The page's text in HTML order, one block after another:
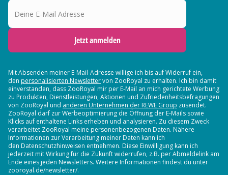
Jetzt anmelden
Mit Absenden meiner E-Mail-Adresse willige ich bis auf Widerruf ein,
den personalisierten Newslettervon ZooRoyal zu erhalten. Ich bin damit
einverstanden, dass ZooRoyal mir per E-Mail an mich gerichtete Werbung
zu Produkten, Dienstleistungen, Aktionen und Zufriedenheitsbefragungen
von ZooRoyal und anderen Unternehmen der REWE Group zusendet.
ZooRoyal darf zur Werbeoptimierung die Öffnung der E-Mails sowie
Klicks auf enthaltene Links erheben und analysieren. Zu diesem Zweck
verarbeitet ZooRoyal meine personenbezogenen Daten. Nähere
Informationen zur Verarbeitung meiner Daten kann ich
den Datenschutzhinweisen entnehmen. Diese Einwilligung kann ich
jederzeit mit Wirkung für die Zukunft widerrufen, z.B. per Abmeldelink am
Ende eines jeden Newsletters. Weitere Informationen findest du unter
zooroyal.de/newsletter/.